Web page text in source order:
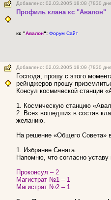
Добавлено: 02.03.2005 18:08 (7830
Профиль клана кс "Авалон"
кс "Авалон": Форум Сайт
Добавлено: 02.03.2005 18:09 (7830
Господа, прошу с этого
рейнджеров прошу
Консул космической
1. Космическую станцию
2. Всех вошедших в состав
желанию.
На решение «Общего
1. Избрание Сената.
Напомню, что согласно
Проконсул – 2
Магистрат №1 – 1
Магистрат №2 – 1